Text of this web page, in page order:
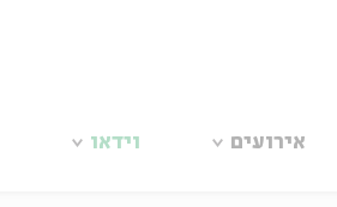
אירועים וידאו